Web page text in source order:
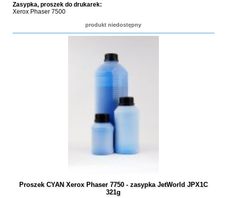
Zasypka, proszek do drukarek:
Xerox Phaser 7500
produkt niedostępny
Proszek CYAN Xerox Phaser 7750 - zasypka JetWorld JPX1C
321g